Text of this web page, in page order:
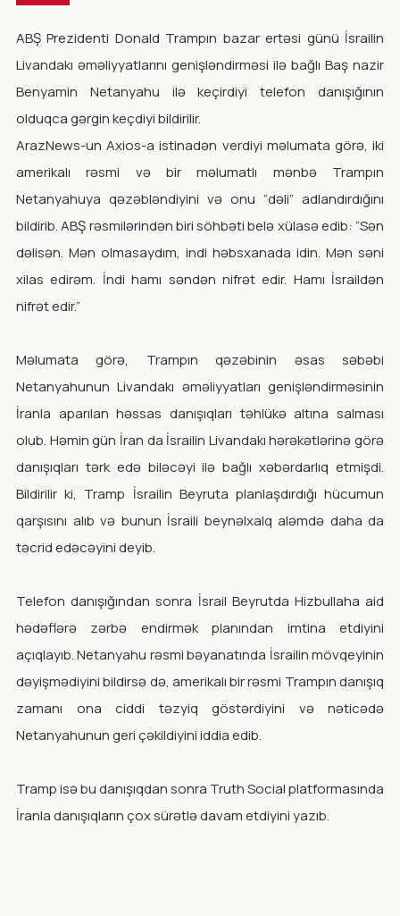
ABŞ Prezidenti Donald Trampın bazar ertəsi günü İsrailin
Livandakı əməliyyatlarını genişləndirməsi ilə bağlı Baş nazir
Benyamin Netanyahu ilə keçirdiyi telefon danışığının
olduqca gərgin keçdiyi bildirilir.
ArazNews-un Axios-a istinadən verdiyi məlumata görə, iki
amerikalı rəsmi və bir məlumatlı mənbə Trampın
Netanyahuya qəzəbləndiyini və onu “dəli” adlandırdığını
bildirib. ABŞ rəsmilərindən biri söhbəti belə xülasə edib: “Sən
dəlisən. Mən olmasaydım, indi həbsxanada idin. Mən səni
xilas edirəm. İndi hamı səndən nifrət edir. Hamı İsraildən
nifrət edir.”
Məlumata görə, Trampın qəzəbinin əsas səbəbi
Netanyahunun Livandakı əməliyyatları genişləndirməsinin
İranla aparılan həssas danışıqları təhlükə altına salması
olub. Həmin gün İran da İsrailin Livandakı hərəkətlərinə görə
danışıqları tərk edə biləcəyi ilə bağlı xəbərdarlıq etmişdi.
Bildirilir ki, Tramp İsrailin Beyruta planlaşdırdığı hücumun
qarşısını alıb və bunun İsraili beynəlxalq aləmdə daha da
təcrid edəcəyini deyib.
Telefon danışığından sonra İsrail Beyrutda Hizbullaha aid
hədəflərə zərbə endirmək planından imtina etdiyini
açıqlayıb. Netanyahu rəsmi bəyanatında İsrailin mövqeyinin
dəyişmədiyini bildirsə də, amerikalı bir rəsmi Trampın danışıq
zamanı ona ciddi təzyiq göstərdiyini və nəticədə
Netanyahunun geri çəkildiyini iddia edib.
Tramp isə bu danışıqdan sonra Truth Social platformasında
İranla danışıqların çox sürətlə davam etdiyini yazıb.